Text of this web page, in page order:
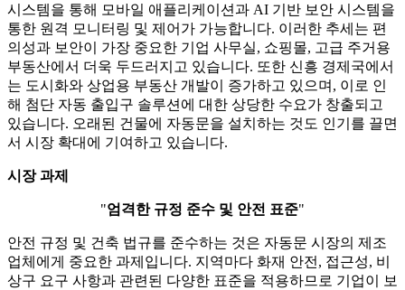
시스템을 통해 모바일 애플리케이션과 AI 기반 보안 시스템을
통한 원격 모니터링 및 제어가 가능합니다. 이러한 추세는 편
의성과 보안이 가장 중요한 기업 사무실, 쇼핑몰, 고급 주거용
부동산에서 더욱 두드러지고 있습니다. 또한 신흥 경제국에서
는 도시화와 상업용 부동산 개발이 증가하고 있으며, 이로 인
해 첨단 자동 출입구 솔루션에 대한 상당한 수요가 창출되고
있습니다. 오래된 건물에 자동문을 설치하는 것도 인기를 끌면
서 시장 확대에 기여하고 있습니다.
시장 과제
"엄격한 규정 준수 및 안전 표준"
안전 규정 및 건축 법규를 준수하는 것은 자동문 시장의 제조
업체에게 중요한 과제입니다. 지역마다 화재 안전, 접근성, 비
상구 요구 사항과 관련된 다양한 표준을 적용하므로 기업이 보